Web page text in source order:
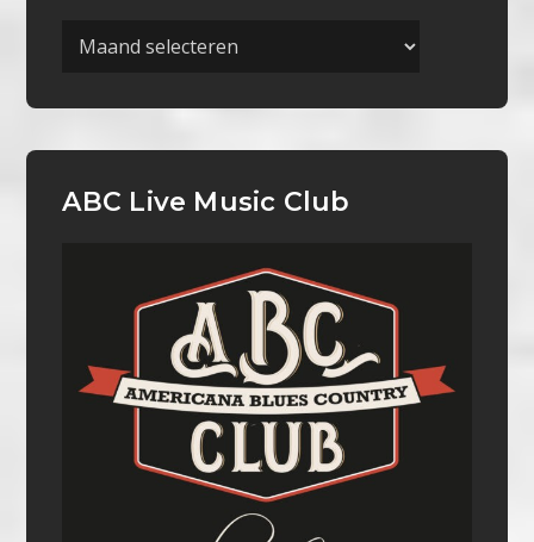
Archieven
ABC Live Music Club